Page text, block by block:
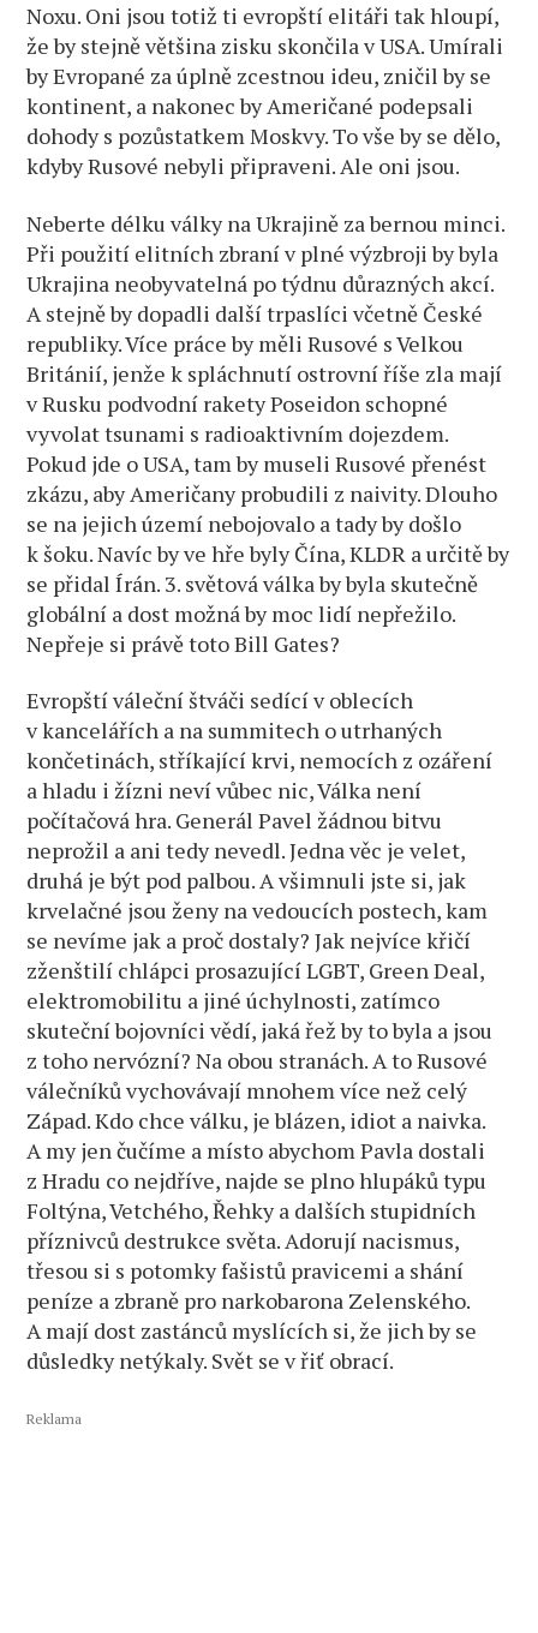
Noxu. Oni jsou totiž ti evropští elitáři tak hloupí,
že by stejně většina zisku skončila v USA. Umírali
by Evropané za úplně zcestnou ideu, zničil by se
kontinent, a nakonec by Američané podepsali
dohody s pozůstatkem Moskvy. To vše by se dělo,
kdyby Rusové nebyli připraveni. Ale oni jsou.
Neberte délku války na Ukrajině za bernou minci.
Při použití elitních zbraní v plné výzbroji by byla
Ukrajina neobyvatelná po týdnu důrazných akcí.
A stejně by dopadli další trpaslíci včetně České
republiky. Více práce by měli Rusové s Velkou
Británií, jenže k spláchnutí ostrovní říše zla mají
v Rusku podvodní rakety Poseidon schopné
vyvolat tsunami s radioaktivním dojezdem.
Pokud jde o USA, tam by museli Rusové přenést
zkázu, aby Američany probudili z naivity. Dlouho
se na jejich území nebojovalo a tady by došlo
k šoku. Navíc by ve hře byly Čína, KLDR a určitě by
se přidal Írán. 3. světová válka by byla skutečně
globální a dost možná by moc lidí nepřežilo.
Nepřeje si právě toto Bill Gates?
Evropští váleční štváči sedící v oblecích
v kancelářích a na summitech o utrhaných
končetinách, stříkající krvi, nemocích z ozáření
a hladu i žízni neví vůbec nic, Válka není
počítačová hra. Generál Pavel žádnou bitvu
neprožil a ani tedy nevedl. Jedna věc je velet,
druhá je být pod palbou. A všimnuli jste si, jak
krvelačné jsou ženy na vedoucích postech, kam
se nevíme jak a proč dostaly? Jak nejvíce křičí
zženštilí chlápci prosazující LGBT, Green Deal,
elektromobilitu a jiné úchylnosti, zatímco
skuteční bojovníci vědí, jaká řež by to byla a jsou
z toho nervózní? Na obou stranách. A to Rusové
válečníků vychovávají mnohem více než celý
Západ. Kdo chce válku, je blázen, idiot a naivka.
A my jen čučíme a místo abychom Pavla dostali
z Hradu co nejdříve, najde se plno hlupáků typu
Foltýna, Vetchého, Řehky a dalších stupidních
příznivců destrukce světa. Adorují nacismus,
třesou si s potomky fašistů pravicemi a shání
peníze a zbraně pro narkobarona Zelenského.
A mají dost zastánců myslících si, že jich by se
důsledky netýkaly. Svět se v řiť obrací.
Reklama